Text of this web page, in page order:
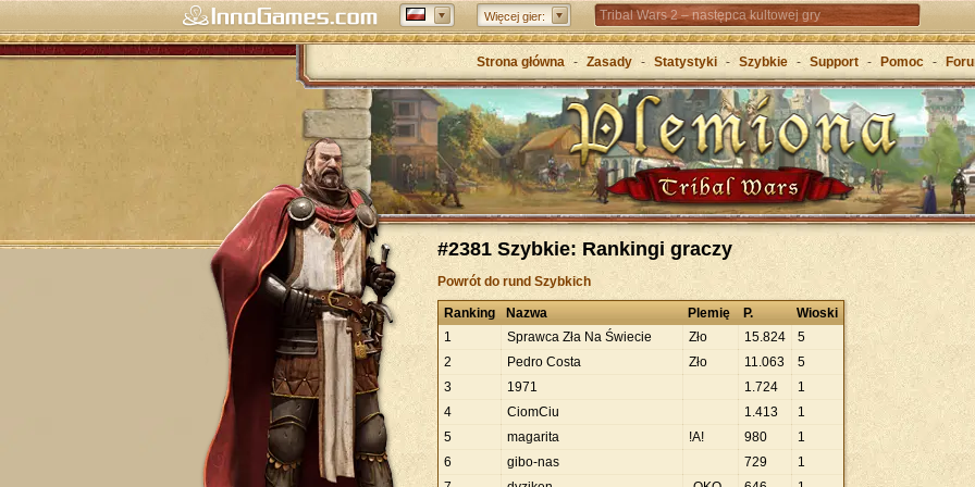
Więcej gier: Tribal Wars 2 – następca kultowej gry
Forge of Empires – Strategia o epokach cywilizacji
Grepolis – Wznieś imperium w antycznej Grecji
Strona główna - Zasady - Statystyki - Szybkie - Support - Pomoc -
#2381 Szybkie: Rankingi graczy
Powrót do rund Szybkich
Ranking Nazwa Plemię P.
Wioski
1
Sprawca Zła Na Świecie Zło 15.824
5
2
Pedro Costa Zło 11.063
5
3
1971 1.724
1
4
CiomCiu 1.413
1
5
magarita !A! 980
1
6
gibo-nas 729
1